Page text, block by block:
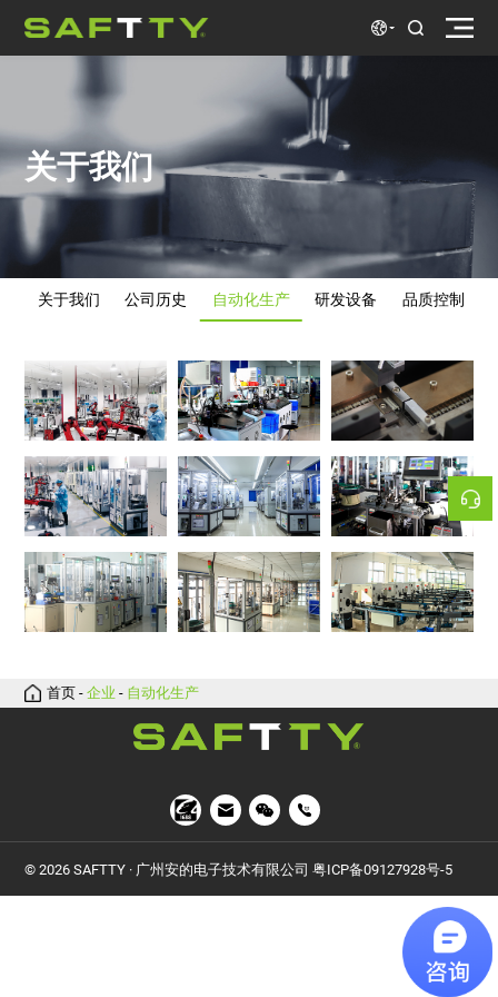
关于我们
自动化生产
研发设备
品质控制
产品认证
关于我们 公司历史 自动化生产 研发设备 品质控制
首页 -企业 - 自动化生产
© 2026 SAFTTY · 广州安的电子技术有限公司粤ICP备09127928号-5